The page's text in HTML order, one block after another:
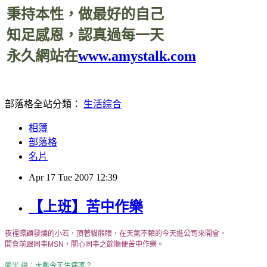
秉持本性，做最好的自己
知足感恩，認真過每一天
永久網站在www.amystalk.com
部落格全站分類： 生活綜合
相簿
部落格
名片
Apr 17 Tue 2007 12:39
【上班】苦中作樂
夜裡照顧發燒的小若，頂著貓熊眼，在天氣不賴的今天進公司來開會。
開會前跟同事MSN，關心同事之餘順便苦中作樂。